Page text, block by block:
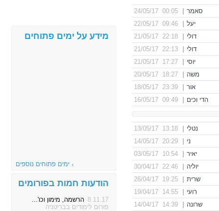
סאמר
00:05 24/05/17
יעל
09:46 22/05/17
דולי
22:18 21/05/17
דולי
22:13 21/05/17
יוסי
17:27 21/05/17
משה
18:27 20/05/17
אור
23:39 18/05/17
הדי וכים
09:49 16/05/17
נטלי
13:18 13/05/17
ני
20:29 14/05/17
יאיר
10:54 03/05/17
יוליה
22:46 30/04/17
שרית
19:25 26/04/17
רועי
14:55 19/04/17
שרונה
14:39 14/04/17
מידע על ימים פתוחים
ימים פתוחים נוספים
הודעות חמות בפורומים
8.11.17 הרשמה, מימון וכו'...
פורום לימודים בבריטניה